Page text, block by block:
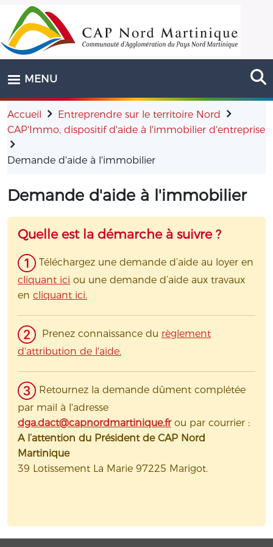
Aller au contenu principal
MENU
Accueil
Entreprendre sur le territoire Nord
CAP'Immo, dispositif d'aide à l'immobilier d'entreprise
Demande d'aide à l'immobilier
Demande d'aide à l'immobilier
Quelle est la démarche à suivre ?
Téléchargez une demande d’aide au loyer en
cliquant ici ou une demande d’aide aux travaux
en cliquant ici.
Prenez connaissance du règlement
d'attribution de l'aide.
Retournez la demande dûment complétée
par mail à l'adresse
dga.dact@capnordmartinique.frou par courrier :
A l’attention du Président de CAP Nord
Martinique
39 Lotissement La Marie 97225 Marigot.